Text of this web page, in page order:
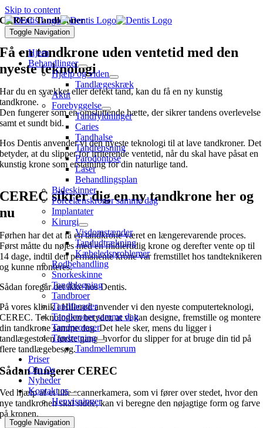
Skip to content
Toggle Navigation
Hjem
Behandlinger
Hjælp og viden
Tandlægeskræk
Akut
Forebyggelse
Tandfyldninger
Caries
Tandhalse
Tandrensning
Parodontose
Laser
Behandlingsplan
Bideskinner
Porcelænskroner samme dag
Implantater
Kirurgi
Visdomstænder
Tandudtrækning
Kæbeledsproblemer
Rodbehandling
Snorkeskinne
Tandblegning
Tandbroer
Tandfacader
Tandkroner samme dag
Tandproteser
Tandretning
Tandmellemrum
Priser
Om Os
Nyheder
Kontakt os
Henvisninger
Toggle Navigation
CEREC Tandkroner
Få en tandkrone uden ventetid med den
nyeste teknologi
Har du en svækket eller defekt tand, kan du få en ny kunstig
tandkrone.
Den fungerer som en omsluttende hætte, der sikrer tandens overlevelse
samt et sundt bid.
Hos Dentis anvender vi den nyeste teknologi til at lave tandkroner. Det
betyder, at du slipper for irriterende ventetid, når du skal have påsat en
kunstig krone som erstatning for din naturlige tand.
CEREC sikrer dig en ny tandkrone her og
nu
Førhen har det at få en tandkrone været en længerevarende proces.
Først måtte du nøjes med en midlertidig krone og derefter vente op til
14 dage, indtil den permanente krone var fremstillet hos tandteknikeren
og kunne monteres.
Sådan foregår det ikke hos Dentis.
På vores klinik i Hillerød anvender vi den nyeste computerteknologi,
CEREC. Teknologien betyder, at vi kan designe, fremstille og montere
din tandkrone samme dag. Det hele sker, mens du ligger i
tandlægestolen første gang, hvorfor du slipper for at bruge din tid på
flere tandlægebesøg.
Sådan fungerer CEREC
Ved hjælp af et lille scannerkamera, som vi fører over stedet, hvor den
nye tandkronen skal sidde, kan vi beregne den nøjagtige form og farve
på kronen.